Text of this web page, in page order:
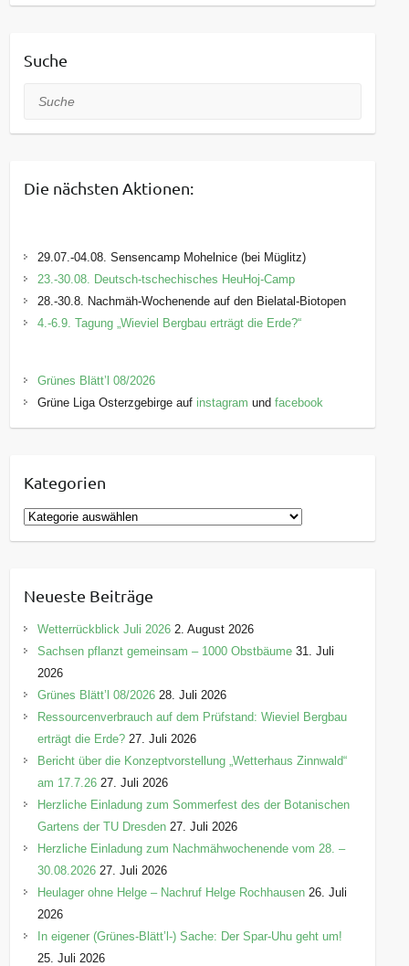
Suche
Suche
Die nächsten Aktionen:
29.07.-04.08. Sensencamp Mohelnice (bei Müglitz)
23.-30.08. Deutsch-tschechisches HeuHoj-Camp
28.-30.8. Nachmäh-Wochenende auf den Bielatal-Biotopen
4.-6.9. Tagung „Wieviel Bergbau erträgt die Erde?“
Grünes Blätt’l 08/2026
Grüne Liga Osterzgebirge auf instagram undfacebook
Kategorien
K
a
g
o
r
e
n
Neueste Beiträge
Wetterrückblick Juli 2026 2. August 2026
Sachsen pflanzt gemeinsam – 1000 Obstbäume 31. Juli
2026
Grünes Blätt’l 08/2026 28. Juli 2026
Ressourcenverbrauch auf dem Prüfstand: Wieviel Bergbau
erträgt die Erde? 27. Juli 2026
Bericht über die Konzeptvorstellung „Wetterhaus Zinnwald“
am 17.7.26 27. Juli 2026
Herzliche Einladung zum Sommerfest des der Botanischen
Gartens der TU Dresden 27. Juli 2026
Herzliche Einladung zum Nachmähwochenende vom 28. –
30.08.2026 27. Juli 2026
Heulager ohne Helge – Nachruf Helge Rochhausen 26. Juli
2026
In eigener (Grünes-Blätt’l-) Sache: Der Spar-Uhu geht um!
25. Juli 2026